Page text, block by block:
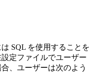
SQL を使用することを
定ファイルでユーザー
、ユーザーは次のよう